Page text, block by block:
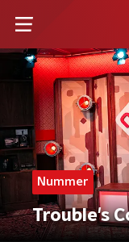
Nummer
Trouble's